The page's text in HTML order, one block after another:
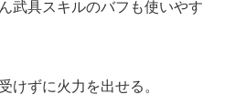
武具スキルのバフも使いやす
けずに火力を出せる。